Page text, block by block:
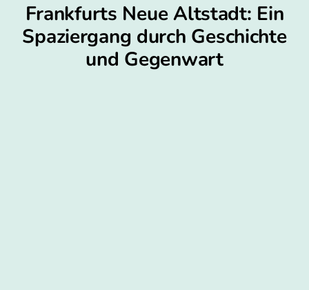
Frankfurts Neue Altstadt: Ein
Spaziergang durch Geschichte
und Gegenwart